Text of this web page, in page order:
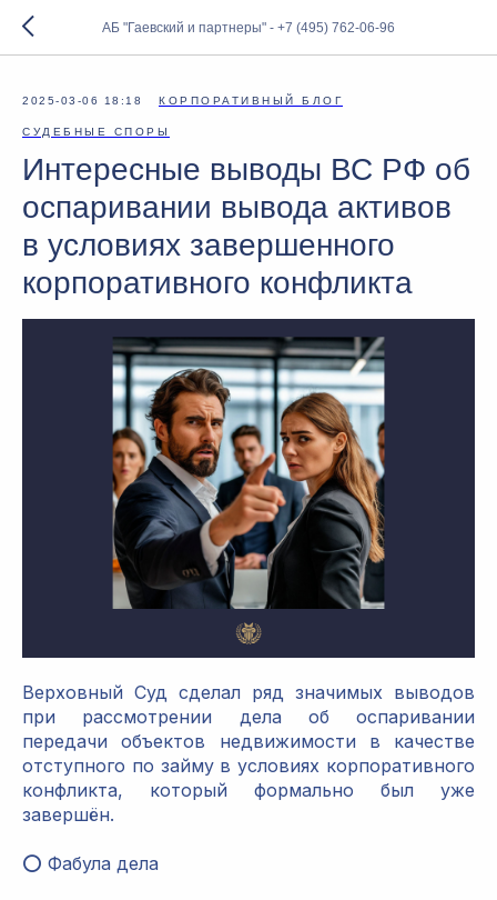
АБ "Гаевский и партнеры" - +7 (495) 762-06-96
2025-03-06 18:18 КОРПОРАТИВНЫЙ БЛОГ
СУДЕБНЫЕ СПОРЫ
Интересные выводы ВС РФ об
оспаривании вывода активов
в условиях завершенного
корпоративного конфликта
Верховный Суд сделал ряд значимых выводов
при рассмотрении дела об оспаривании
передачи объектов недвижимости в качестве
отступного по займу в условиях корпоративного
конфликта, который формально был уже
завершён.
⭕️ Фабула дела